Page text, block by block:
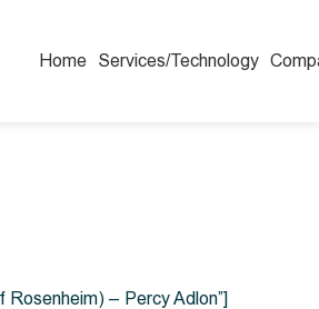
Home Services/Technology
– Percy Adlon”]